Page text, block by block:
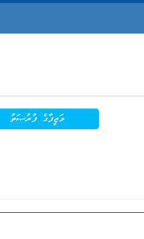
ވަޒީފާގެ ފުރުޞަތު